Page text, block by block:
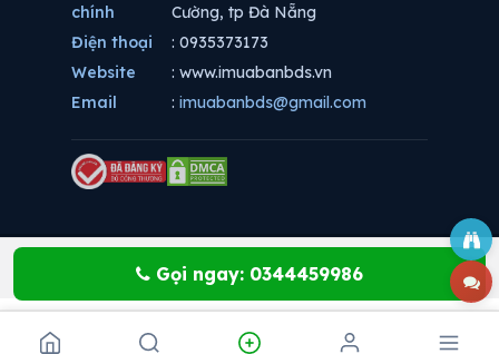
Gọi ngay: 0344459986
chính
Cường, tp Đà Nẵng
Điện thoại
: 0935373173
Website
: www.imuabanbds.vn
Email
: imuabanbds@gmail.com